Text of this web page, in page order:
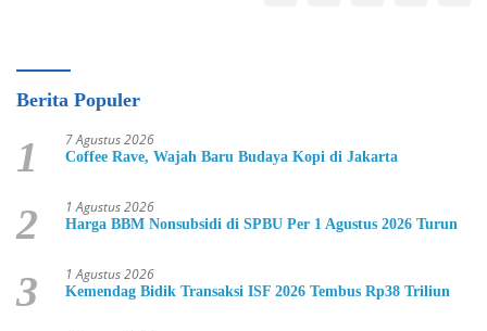
Berita Populer
1 7 Agustus 2026
Coffee Rave, Wajah Baru Budaya Kopi di Jakarta
2 1 Agustus 2026
Harga BBM Nonsubsidi di SPBU Per 1 Agustus 2026 Turun
3 1 Agustus 2026
Kemendag Bidik Transaksi ISF 2026 Tembus Rp38 Triliun